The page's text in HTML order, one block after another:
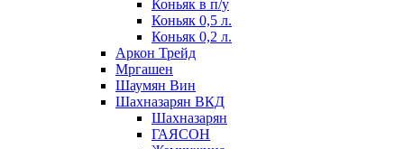
Коньяк в п/у
Коньяк 0,5 л.
Коньяк 0,2 л.
Аркон Трейд
Мргашен
Шаумян Вин
Шахназарян ВКД
Шахназарян
ГАЯСОН